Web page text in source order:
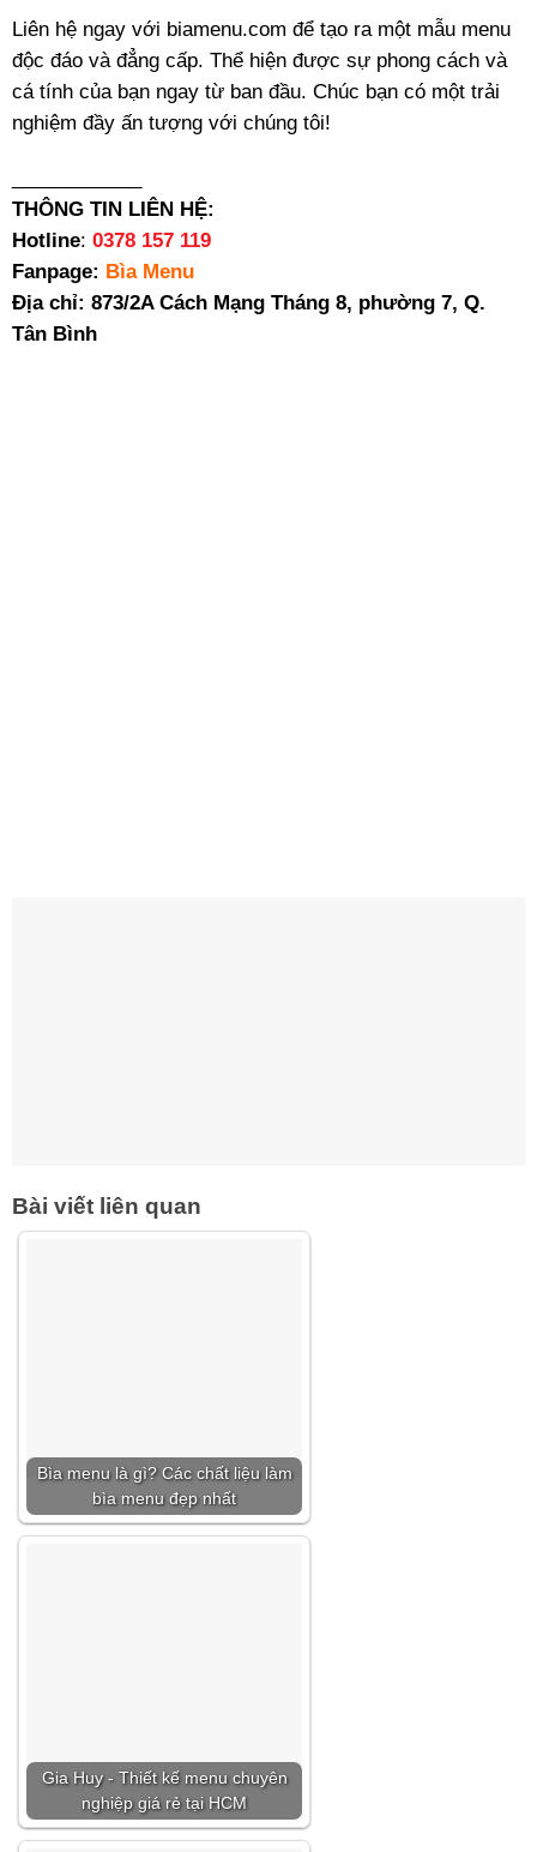
Liên hệ ngay với biamenu.com để tạo ra một mẫu menu
độc đáo và đẳng cấp. Thể hiện được sự phong cách và
cá tính của bạn ngay từ ban đầu. Chúc bạn có một trải
nghiệm đầy ấn tượng với chúng tôi!
THÔNG TIN LIÊN HỆ:
Hotline: 0378 157 119
Fanpage: Bìa Menu
Địa chỉ: 873/2A Cách Mạng Tháng 8, phường 7, Q.
Tân Bình
Bài viết liên quan
Bìa menu là gì? Các chất liệu làm
bìa menu đẹp nhất
Gia Huy - Thiết kế menu chuyên
nghiệp giá rẻ tại HCM